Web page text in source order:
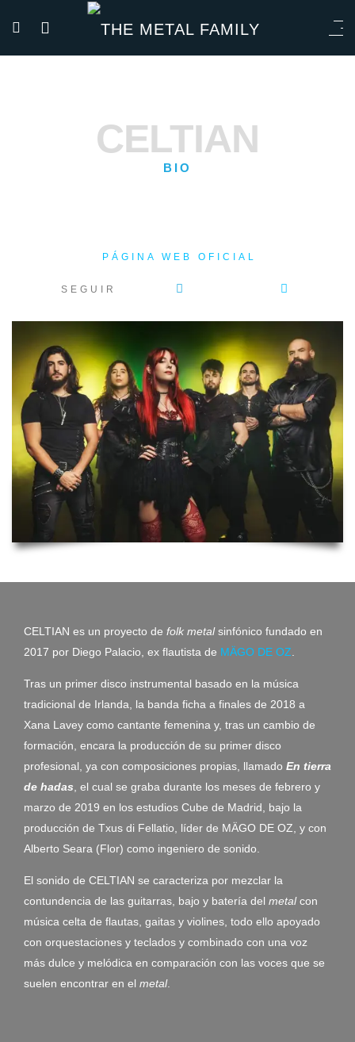
CELTIAN
BIO
PÁGINA WEB OFICIAL
SEGUIR
CELTIAN es un proyecto de folk metalsinfónico fundado en
2017 por Diego Palacio, ex flautista de MÄGO DE OZ
Tras un primer disco instrumental basado en la música
tradicional de Irlanda, la banda ficha a finales de 2018 a
Xana Lavey como cantante femenina y, tras un cambio de
formación, encara la producción de su primer disco
profesional, ya con composiciones propias, llamado En tierra
de hadas , el cual se graba durante los meses de febrero y
marzo de 2019 en los estudios Cube de Madrid, bajo la
producción de Txus di Fellatio, líder de MÄGO DE OZ, y con
Alberto Seara (Flor) como ingeniero de sonido.
El sonido de CELTIAN se caracteriza por mezclar la
contundencia de las guitarras, bajo y batería del metalcon
música celta de flautas, gaitas y violines, todo ello apoyado
con orquestaciones y teclados y combinado con una voz
más dulce y melódica en comparación con las voces que se
suelen encontrar en el metal.